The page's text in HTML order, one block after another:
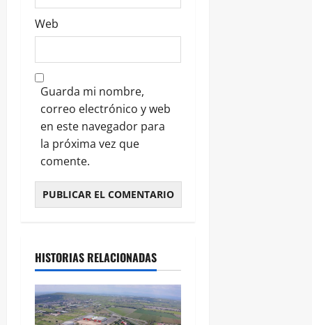
Web
Guarda mi nombre,
correo electrónico y web
en este navegador para
la próxima vez que
comente.
HISTORIAS RELACIONADAS